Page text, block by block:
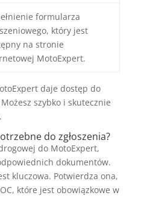
formularza
który jest
na stronie
MotoExpert.
daje dostęp do
szybko i skutecznie
do zgłoszenia?
do MotoExpert,
dokumentów.
kluczowa. Potwierdza ona,
które jest obowiązkowe w